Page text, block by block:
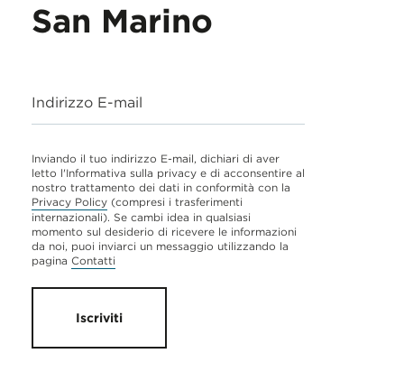
San Marino
Indirizzo E-mail
Inviando il tuo indirizzo E-mail, dichiari di aver
letto l'Informativa sulla privacy e di acconsentire al
nostro trattamento dei dati in conformità con la
Privacy Policy (compresi i trasferimenti
internazionali). Se cambi idea in qualsiasi
momento sul desiderio di ricevere le informazioni
da noi, puoi inviarci un messaggio utilizzando la
pagina Contatti
Iscriviti